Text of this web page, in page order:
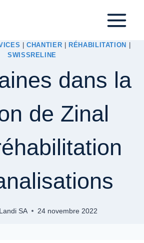
|CHANTIER RÉHABILITATION
SWISSRELINE
dans la
de Zinal
SA 24 novembre 2022